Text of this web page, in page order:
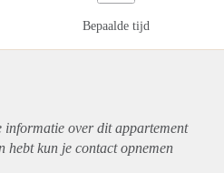
Bepaalde tijd
informatie over ditappartement
hebt kun je contact opnemen